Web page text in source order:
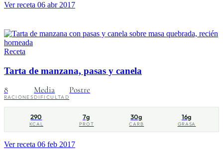
Ver receta 06 abr 2017
Receta
Tarta de manzana, pasas y canela
8
RACIONES
Media
DIFICULTAD
Postre
290
KCAL
7g
PROT
30g
CARB
16g
GRASA
Ver receta 06 feb 2017